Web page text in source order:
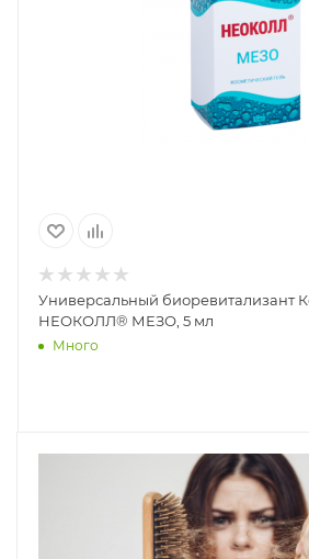
Универсальный биоревитализант
НЕОКОЛЛ® МЕЗО, 5 мл
Много